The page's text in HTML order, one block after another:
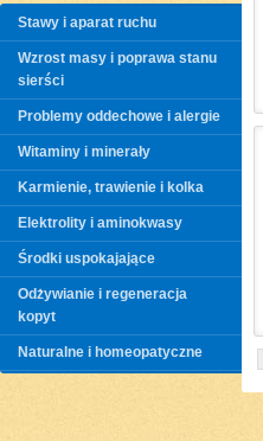
Stawy i aparat ruchu
Wzrost masy i poprawa stanu
sierści
Problemy oddechowe i alergie
Witaminy i minerały
Karmienie, trawienie i kolka
Elektrolity i aminokwasy
Środki uspokajające
Odżywianie i regeneracja
kopyt
Naturalne i homeopatyczne